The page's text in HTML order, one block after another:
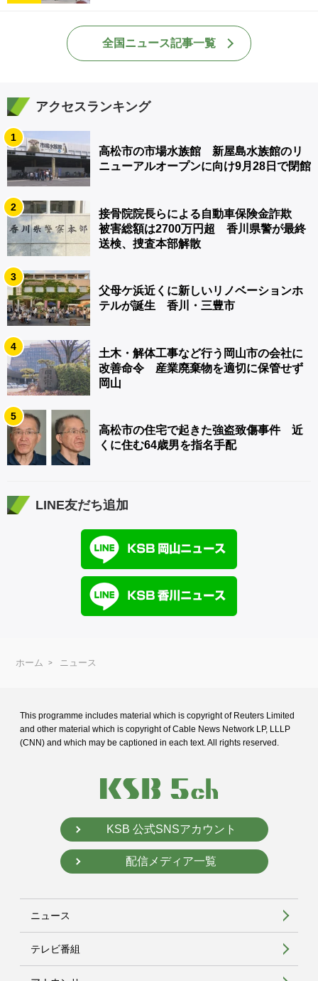
全国ニュース記事一覧
アクセスランキング
1
高松市の市場水族館 新屋島水族館のリ
ニューアルオープンに向け9月28日で閉館
2
接骨院院長らによる自動車保険金詐欺
被害総額は2700万円超 香川県警が最終
送検、捜査本部解散
3
父母ケ浜近くに新しいリノベーションホ
テルが誕生 香川・三豊市
4
土木・解体工事など行う岡山市の会社に
改善命令 産業廃棄物を適切に保管せず
岡山
5
高松市の住宅で起きた強盗致傷事件 近
くに住む64歳男を指名手配
LINE友だち追加
ホーム ニュース
This programme includes material which is copyright of Reuters Limited
and other material which is copyright of Cable News Network LP, LLLP
(CNN) and which may be captioned in each text. All rights reserved.
KSB 公式SNSアカウント
配信メディア一覧
ニュース
テレビ番組